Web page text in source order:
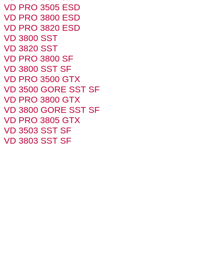
VD PRO 3505 ESD
VD PRO 3800 ESD
VD PRO 3820 ESD
VD 3800 SST
VD 3820 SST
VD PRO 3800 SF
VD 3800 SST SF
VD PRO 3500 GTX
VD 3500 GORE SST SF
VD PRO 3800 GTX
VD 3800 GORE SST SF
VD PRO 3805 GTX
VD 3503 SST SF
VD 3803 SST SF